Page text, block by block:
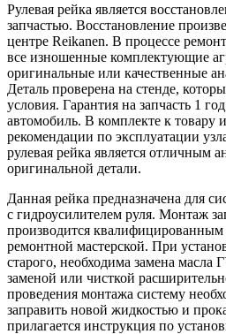
Рулевая рейка является
запчастью. Восстановление
центре Reikanen. В процессе
все изношенные комплектующие
оригинальные или качественные
Деталь проверена на стенде,
условия. Гарантия на запчасть 1
автомобиль. В комплекте к товару
рекомендации по эксплуатации
рулевая рейка является отличным
оригинальной детали.
Данная рейка предназначена для
с гидроусилителем руля. Монтаж
производится
ремонтной мастерской. При
старого, необходима замена масла
заменой или чисткой
проведения монтажа систему
заправить новой жидкостью и
прилагается инструкция по